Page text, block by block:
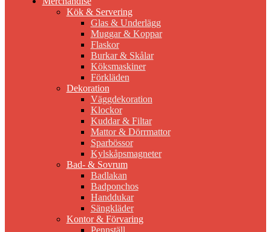
Kök & Servering
Glas & Underlägg
Muggar & Koppar
Flaskor
Burkar & Skålar
Köksmaskiner
Förkläden
Dekoration
Väggdekoration
Klockor
Kuddar & Filtar
Mattor & Dörrmattor
Sparbössor
Kylskåpsmagneter
Bad- & Sovrum
Badlakan
Badponchos
Handdukar
Sängkläder
Kontor & Förvaring